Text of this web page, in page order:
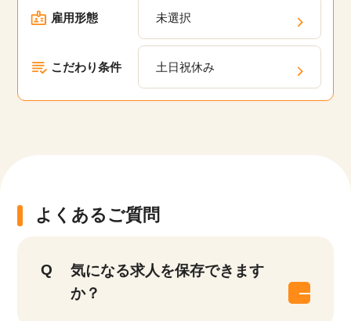
雇用形態 未選択
こだわり条件 土日祝休み
よくあるご質問
気になる求人を保存できます
か？